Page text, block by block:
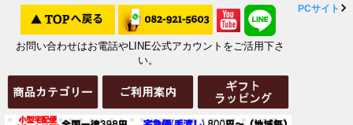
お問い合わせはお電話やLINE公式アカウントをご活用下さ
い。
PCサイト